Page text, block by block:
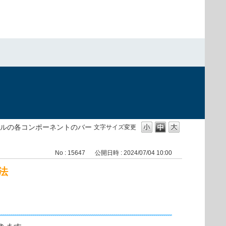
文字サイズ変更
の各コンポーネントのバー
No : 15647 公開日時 : 2024/07/04 10:00